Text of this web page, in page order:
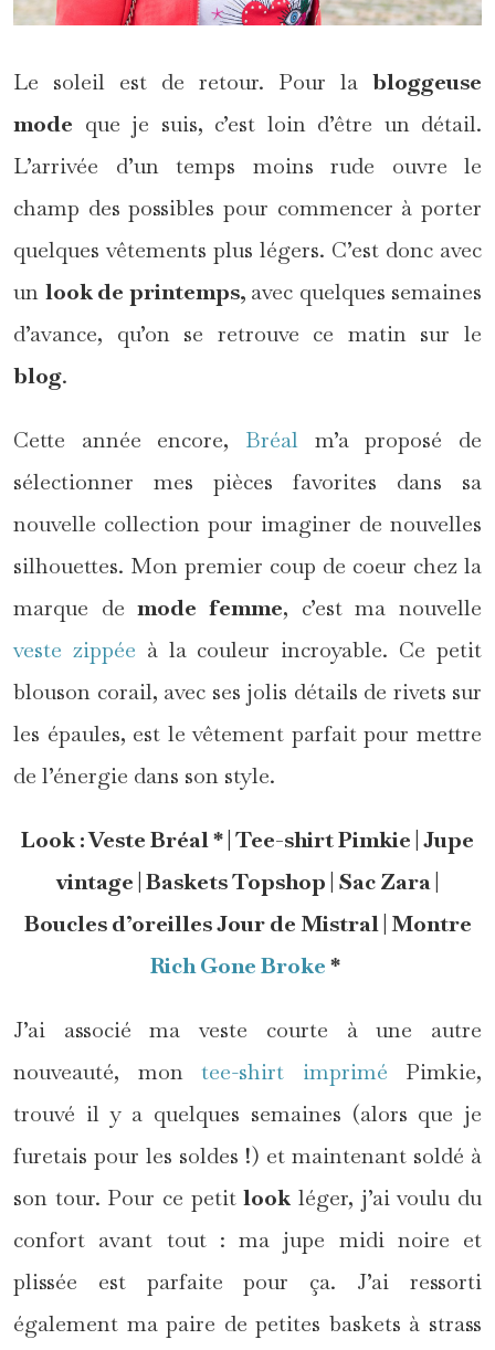
Le soleil est de retour. Pour la bloggeuse
mode que je suis, c’est loin d’être un détail.
L’arrivée d’un temps moins rude ouvre le
champ des possibles pour commencer à porter
quelques vêtements plus légers. C’est donc avec
un look de printemps, avec quelques semaines
d’avance, qu’on se retrouve ce matin sur le
blog.
Cette année encore, Bréal m’a proposé de
sélectionner mes pièces favorites dans sa
nouvelle collection pour imaginer de nouvelles
silhouettes. Mon premier coup de coeur chez la
marque demode femme, c’est ma nouvelle
veste zippée à la couleur incroyable. Ce petit
blouson corail, avec ses jolis détails de rivets sur
les épaules, est le vêtement parfait pour mettre
de l’énergie dans son style.
Look : Veste Bréal * | Tee-shirt Pimkie | Jupe
vintage | Baskets Topshop | Sac Zara |
Boucles d’oreilles Jour de Mistral | Montre
Rich Gone Broke*
J’ai associé ma veste courte à une autre
nouveauté, mon tee-shirt imprimé Pimkie,
trouvé il y a quelques semaines (alors que je
furetais pour les soldes !) et maintenant soldé à
son tour. Pour ce petitlook léger, j’ai voulu du
confort avant tout : ma jupe midi noire et
plissée est parfaite pour ça. J’ai ressorti
également ma paire de petites baskets à strass